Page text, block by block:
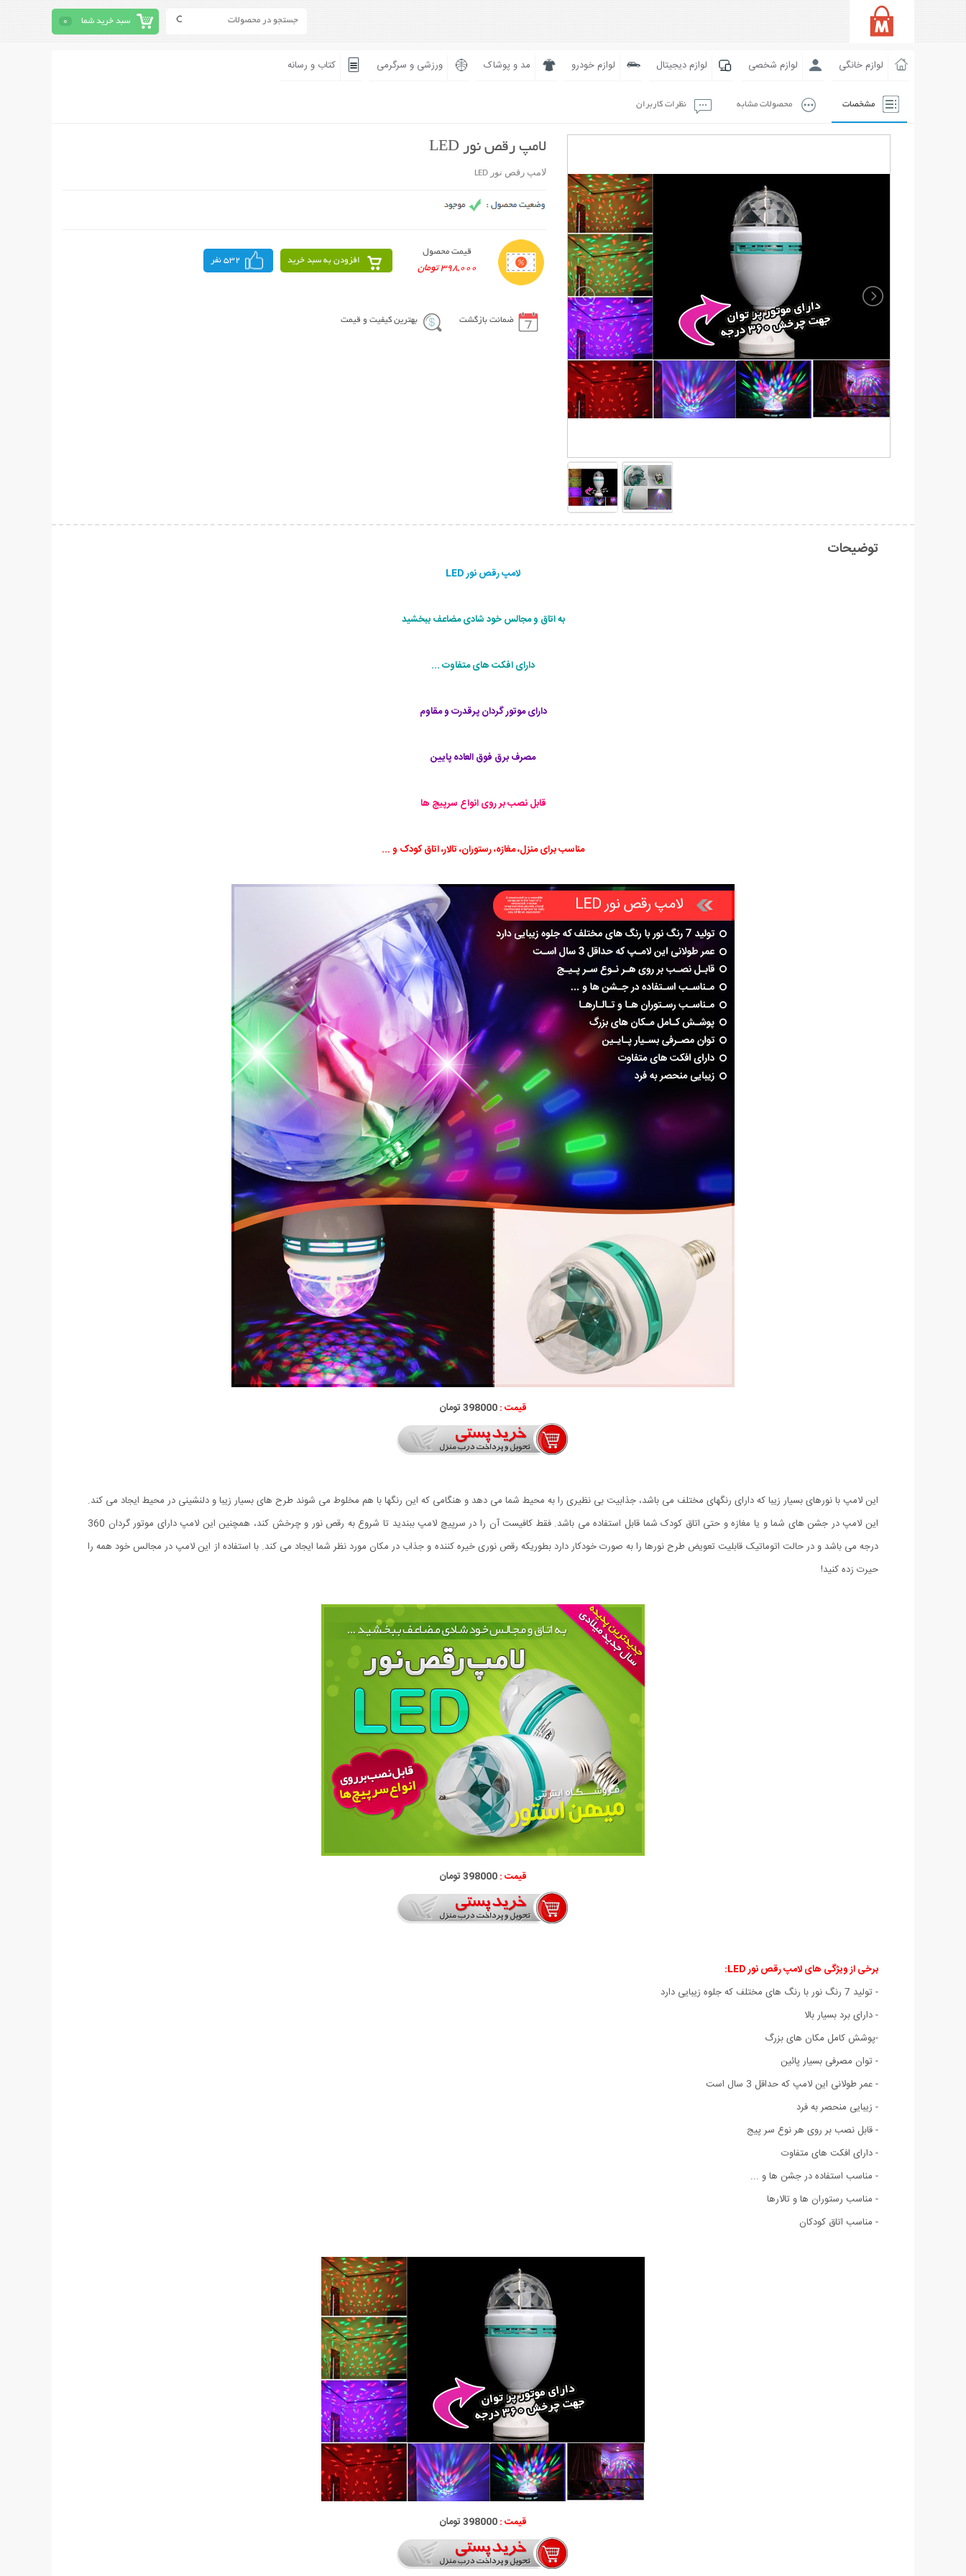
سبد خرید شما 0
لوازم خانگی لوازم شخصی لوازم دیجیتال لوازم خودرو مد و پوشاک ورزشی و سرگرمی کتاب و رسانه
مشخصات محصولات مشابه نظرات کاربران
لامپ رقص نور LED
لامپ رقص نور LED
قیمت محصول
398,000 تومان
افزودن به سبد خرید 532 نفر
ضمانت بازگشت بهترین کیفیت و قیمت
توضیحات
لامپ رقص نور LED
به اتاق و مجالس خود شادی مضاعف ببخشید
دارای افکت های متفاوت ...
دارای موتور گردان پرقدرت و مقاوم
مصرف برق فوق العاده پایین
قابل نصب بر روی انواع سرپیچ ها
مناسب برای منزل، مغازه، رستوران، تالار، اتاق کودک و ...
قیمت :398000 تومان
این لامپ با نورهای بسیار زیبا که دارای رنگهای مختلف می باشد، جذابیت بی نظیری را به محیط شما می دهد و هنگامی که این رنگها با هم مخلوط می شوند طرح های بسیار زیبا و دلنشینی در محیط ایجاد می کند.
این لامپ در جشن های شما و یا مغازه و حتی اتاق کودک شما قابل استفاده می باشد. فقط کافیست آن را در سرپیچ لامپ ببندید تا شروع به رقص نور و چرخش کند، همچنین این لامپ دارای موتور گردان 360
درجه می باشد و در حالت اتوماتیک قابلیت تعویض طرح نورها را به صورت خودکار دارد بطوریکه رقص نوری خیره کننده و جذاب در مکان مورد نظر شما ایجاد می کند. با استفاده از این لامپ در مجالس خود همه را
حیرت زده کنید!
قیمت :398000 تومان
برخی از ویژگی های لامپ رقص نور LED:
- تولید 7 رنگ نور با رنگ های مختلف که جلوه زیبایی دارد
- دارای برد بسیار بالا
-پوشش کامل مکان های بزرگ
- توان مصرفی بسیار پائین
- عمر طولانی این لامپ که حداقل 3 سال است
- زیبایی منحصر به فرد
- قابل نصب بر روی هر نوع سر پیج
- دارای افکت های متفاوت
- مناسب استفاده در جشن ها و ...
- مناسب رستوران ها و تالارها
- مناسب اتاق کودکان
قیمت :398000 تومان